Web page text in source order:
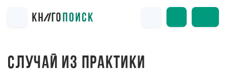
СЛУЧАЙ ИЗ ПРАКТИКИ